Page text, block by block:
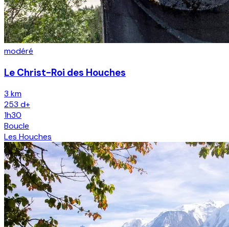
modéré
Le Christ-Roi des Houches
3 km
253 d+
1h30
Boucle
Les Houches